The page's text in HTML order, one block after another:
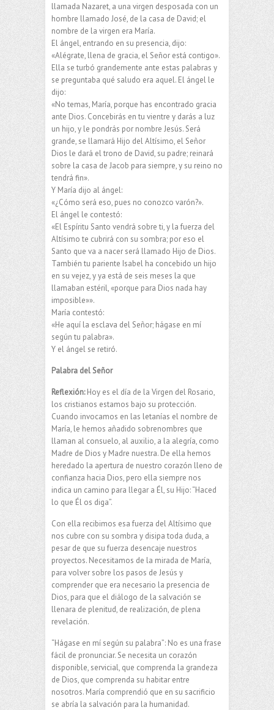
llamada Nazaret, a una virgen desposada con un
hombre llamado José, de la casa de David; el
nombre de la virgen era María.
El ángel, entrando en su presencia, dijo:
«Alégrate, llena de gracia, el Señor está contigo».
Ella se turbó grandemente ante estas palabras y
se preguntaba qué saludo era aquel. El ángel le
dijo:
«No temas, María, porque has encontrado gracia
ante Dios. Concebirás en tu vientre y darás a luz
un hijo, y le pondrás por nombre Jesús. Será
grande, se llamará Hijo del Altísimo, el Señor
Dios le dará el trono de David, su padre; reinará
sobre la casa de Jacob para siempre, y su reino no
tendrá fin».
Y María dijo al ángel:
«¿Cómo será eso, pues no conozco varón?».
El ángel le contestó:
«El Espíritu Santo vendrá sobre ti, y la fuerza del
Altísimo te cubrirá con su sombra; por eso el
Santo que va a nacer será llamado Hijo de Dios.
También tu pariente Isabel ha concebido un hijo
en su vejez, y ya está de seis meses la que
llamaban estéril, «porque para Dios nada hay
imposible»».
María contestó:
«He aquí la esclava del Señor; hágase en mí
según tu palabra».
Y el ángel se retiró.
Palabra del Señor
Reflexión:Hoy es el día de la Virgen del Rosario,
los cristianos estamos bajo su protección.
Cuando invocamos en las letanías el nombre de
María, le hemos añadido sobrenombres que
llaman al consuelo, al auxilio, a la alegría, como
Madre de Dios y Madre nuestra. De ella hemos
heredado la apertura de nuestro corazón lleno de
confianza hacia Dios, pero ella siempre nos
indica un camino para llegar a Él, su Hijo: “Haced
lo que Él os diga”.
Con ella recibimos esa fuerza del Altísimo que
nos cubre con su sombra y disipa toda duda, a
pesar de que su fuerza desencaje nuestros
proyectos. Necesitamos de la mirada de María,
para volver sobre los pasos de Jesús y
comprender que era necesario la presencia de
Dios, para que el diálogo de la salvación se
llenara de plenitud, de realización, de plena
revelación.
“Hágase en mí según su palabra”: No es una frase
fácil de pronunciar. Se necesita un corazón
disponible, servicial, que comprenda la grandeza
de Dios, que comprenda su habitar entre
nosotros. María comprendió que en su sacrificio
se abría la salvación para la humanidad.